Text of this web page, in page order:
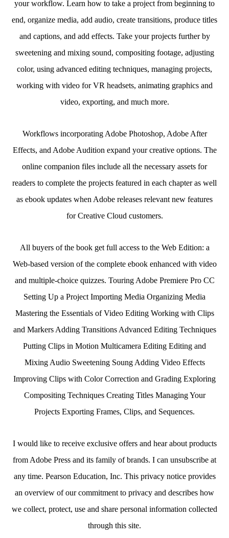
your workflow. Learn how to take a project from beginning to
end, organize media, add audio, create transitions, produce titles
and captions, and add effects. Take your projects further by
sweetening and mixing sound, compositing footage, adjusting
color, using advanced editing techniques, managing projects,
working with video for VR headsets, animating graphics and
video, exporting, and much more.
Workflows incorporating Adobe Photoshop, Adobe After
Effects, and Adobe Audition expand your creative options. The
online companion files include all the necessary assets for
readers to complete the projects featured in each chapter as well
as ebook updates when Adobe releases relevant new features
for Creative Cloud customers.
All buyers of the book get full access to the Web Edition: a
Web-based version of the complete ebook enhanced with video
and multiple-choice quizzes. Touring Adobe Premiere Pro CC
Setting Up a Project Importing Media Organizing Media
Mastering the Essentials of Video Editing Working with Clips
and Markers Adding Transitions Advanced Editing Techniques
Putting Clips in Motion Multicamera Editing Editing and
Mixing Audio Sweetening Soung Adding Video Effects
Improving Clips with Color Correction and Grading Exploring
Compositing Techniques Creating Titles Managing Your
Projects Exporting Frames, Clips, and Sequences.
I would like to receive exclusive offers and hear about products
from Adobe Press and its family of brands. I can unsubscribe at
any time. Pearson Education, Inc. This privacy notice provides
an overview of our commitment to privacy and describes how
we collect, protect, use and share personal information collected
through this site.